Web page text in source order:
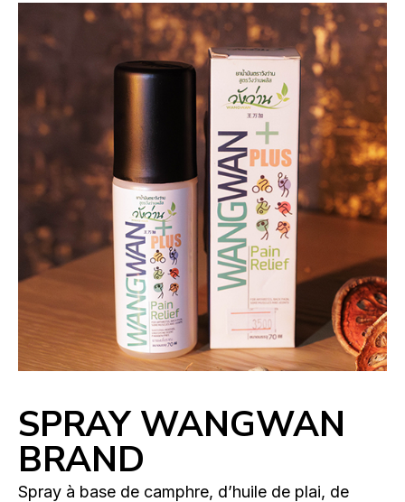
SPRAY WANGWAN
BRAND
Spray à base de camphre, d’huile de plai, de